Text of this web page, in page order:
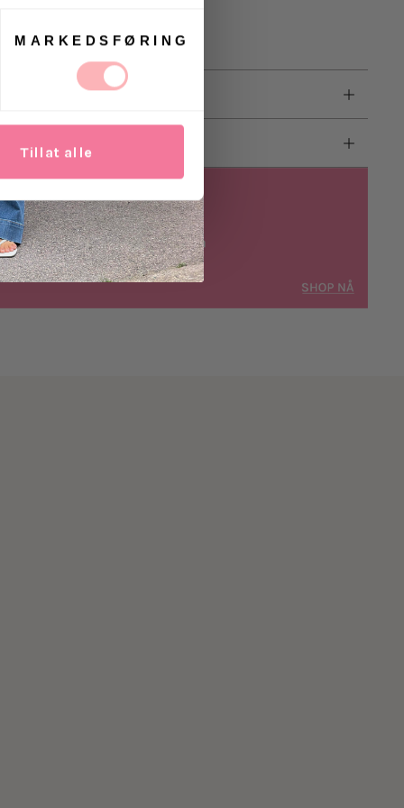
MARKEDSFØRING
Tillat alle